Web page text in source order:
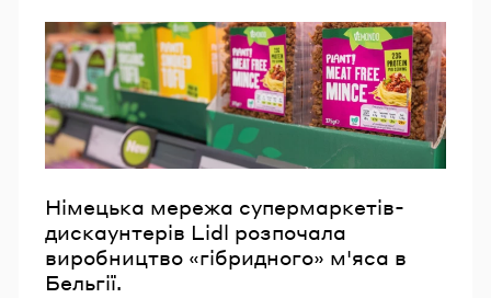
Німецька мережа супермаркетів-
дискаунтерів Lidl розпочала
виробництво «гібридного» м'яса в
Бельгії.